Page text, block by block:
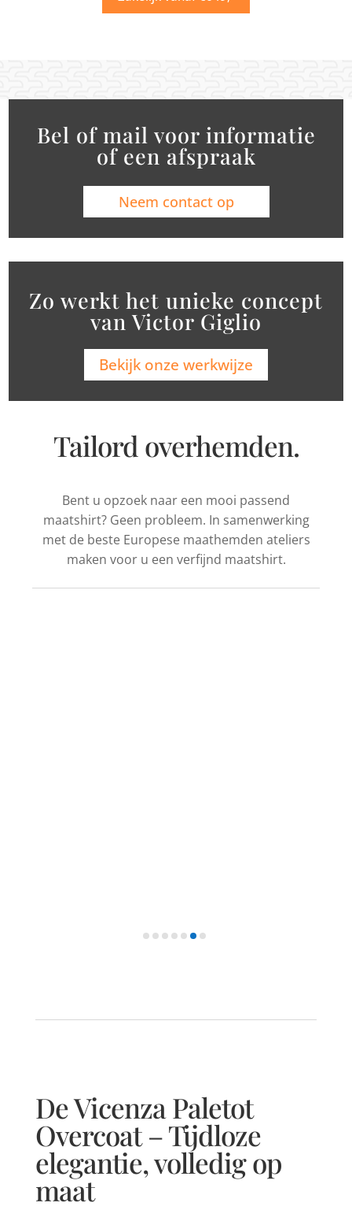
Bel of mail voor informatie
of een afspraak
Neem contact op
Zo werkt het unieke concept
van Victor Giglio
Bekijk onze werkwijze
Tailord overhemden.
Bent u opzoek naar een mooi passend
maatshirt? Geen probleem. In samenwerking
met de beste Europese maathemden ateliers
maken voor u een verfijnd maatshirt.
De Vicenza Paletot
Overcoat – Tijdloze
elegantie, volledig op
maat